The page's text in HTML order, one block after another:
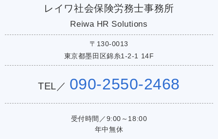
レイワ社会保険労務士事務所
Reiwa HR Solutions
〒130-0013
東京都墨田区錦糸1-2-1 14F
TEL／ 090-2550-2468
受付時間／9:00～18:00
年中無休